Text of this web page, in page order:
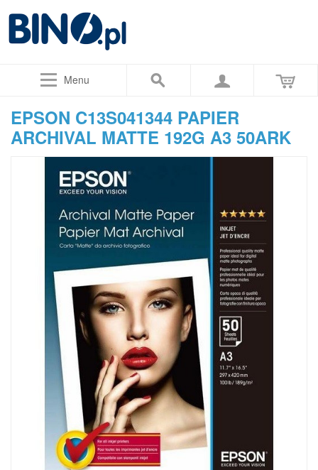
Menu
EPSON C13S041344 PAPIER
ARCHIVAL MATTE 192G A3 50ARK